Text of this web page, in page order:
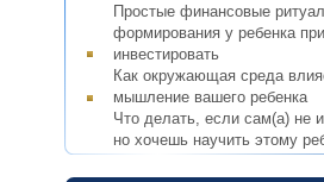
Простые финансовые
формирования у ребенка
инвестировать
Как окружающая среда
мышление вашего ребенка
Что делать, если сам(а) не
но хочешь научить этому